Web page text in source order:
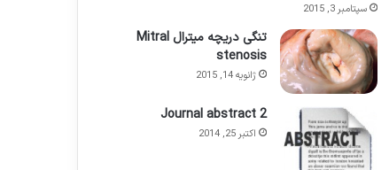
سپتامبر 3, 2015
تنگی دریچه میترال Mitral
stenosis
ژانویه 14, 2015
Journal abstract 2
اکتبر 25, 2014